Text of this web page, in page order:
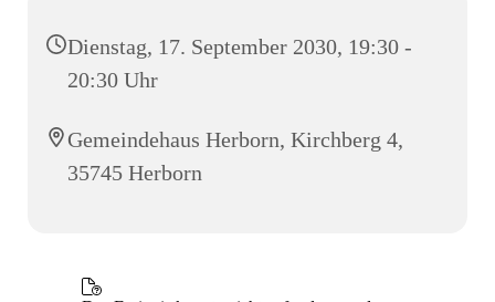
Dienstag, 17. September 2030, 19:30 -
20:30 Uhr
Gemeindehaus Herborn, Kirchberg 4,
35745 Herborn